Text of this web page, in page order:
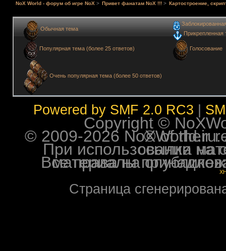
NoX World - форум об игре NoX> Привет фанатам NoX !!! > Картостроение,
Обычная тема
Популярная тема (более 25 ответов)
Очень популярная тема (более 50 ответов)
Прикрепленная
Голосование
Powered by SMF 2.0 RC3
Copyright ©
© 2009-2026 NoXWorld.ru. All
При использовании
Все права на опубликованные на форуме
Страница